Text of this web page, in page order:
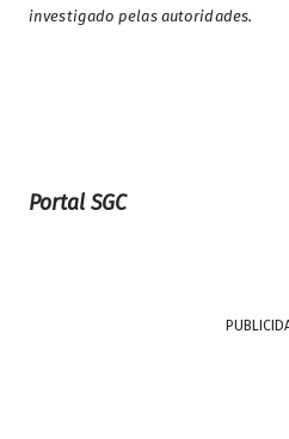
investigado pelas autoridades.
Portal SGC